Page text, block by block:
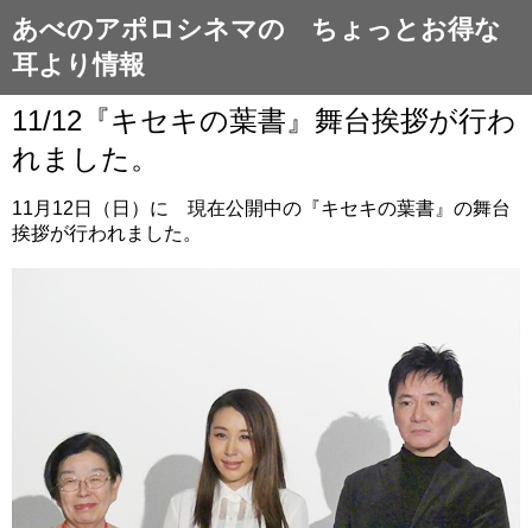
あべのアポロシネマの ちょっとお得な
耳より情報
11/12『キセキの葉書』舞台挨拶が行わ
れました。
11月12日（日）に 現在公開中の『キセキの葉書』の舞台
挨拶が行われました。